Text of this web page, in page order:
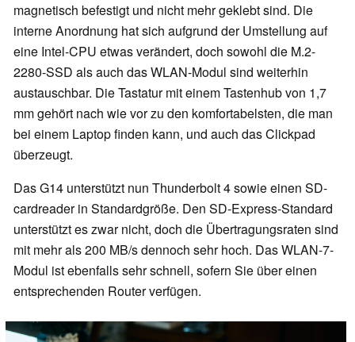
magnetisch befestigt und nicht mehr geklebt sind. Die
interne Anordnung hat sich aufgrund der Umstellung auf
eine Intel-CPU etwas verändert, doch sowohl die M.2-
2280-SSD als auch das WLAN-Modul sind weiterhin
austauschbar. Die Tastatur mit einem Tastenhub von 1,7
mm gehört nach wie vor zu den komfortabelsten, die man
bei einem Laptop finden kann, und auch das Clickpad
überzeugt.
Das G14 unterstützt nun Thunderbolt 4 sowie einen SD-
cardreader in Standardgröße. Den SD-Express-Standard
unterstützt es zwar nicht, doch die Übertragungsraten sind
mit mehr als 200 MB/s dennoch sehr hoch. Das WLAN-7-
Modul ist ebenfalls sehr schnell, sofern Sie über einen
entsprechenden Router verfügen.